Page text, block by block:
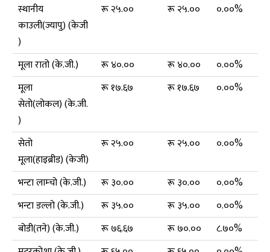
स्थानीय
काउली(ज्यापु) (केजी
)
रू २५.०० रू २५.०० ०.००%
मूला रातो (के.जी.) रू ४०.०० रू ४०.००
०.००%
मूला
सेतो(लोकल) (के.जी.
)
रू १७.६७ रू १७.६७ ०.००%
सेतो
मूला(हाइब्रीड) (केजी)
रू २५.०० रू २५.०० ०.००%
भन्टा लाम्चो (के.जी.) रू ३०.०० रू ३०.००
०.००%
भन्टा डल्लो (के.जी.)
रू ३५.०० रू ३५.००
०.००%
बोडी(तने) (के.जी.)
रू ७६.६७ रू ७०.००
८.७०%